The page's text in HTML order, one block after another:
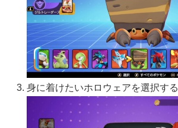
身に着けたいホロウェアを選択する